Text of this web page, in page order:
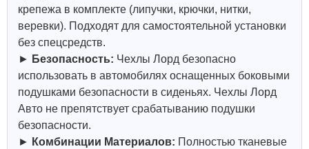
крепежа в комплекте (липучки, крючки, нитки,
веревки). Подходят для самостоятельной установки
без спецсредств.
► Безопасность: Чехлы Лорд безопасно
использовать в автомобилях оснащенных боковыми
подушками безопасности в сиденьях. Чехлы Лорд
Авто не препятствует срабатыванию подушки
безопасности.
► Комбинации Материалов: Полностью тканевые